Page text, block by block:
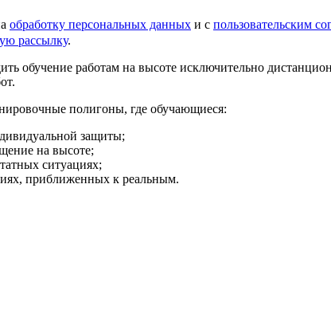
обработку персональных данных и с пользовательским
рассылку.
обучение работам на высоте исключительно
полигоны, где обучающиеся:
защиты;
на высоте;
ситуациях;
приближенных к реальным.